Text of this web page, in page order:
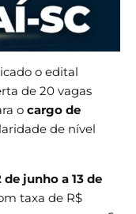
o edital
de 20 vagas
o cargo de
de nível
junho a 13 de
taxa de R$